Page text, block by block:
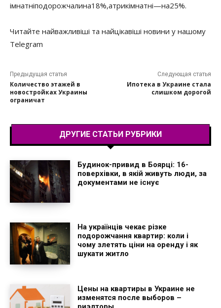
імнатніподорожчалина18%,атрикімнатні—на25%.
Читайте найважливіші та найцікавіші новини у нашому
Telegram
Предыдущая статья
Количество этажей в
новостройках Украины
ограничат
Следующая статья
Ипотека в Украине стала
слишком дорогой
ДРУГИЕ СТАТЬИ РУБРИКИ
Будинок-привид в Боярці: 16-
поверхівки, в якій живуть люди, за
документами не існує
На українців чекає різке
подорожчання квартир: коли і
чому злетять ціни на оренду і як
шукати житло
Цены на квартиры в Украине не
изменятся после выборов –